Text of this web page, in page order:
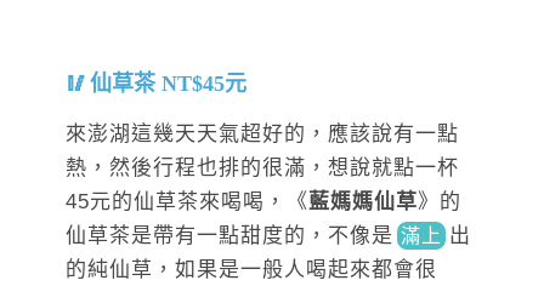
仙草茶 NT$45元
來澎湖這幾天天氣超好的，應該說有一點
熱，然後行程也排的很滿，想說就點一杯
45元的仙草茶來喝喝，《藍媽媽仙草》的
仙草茶是帶有一點甜度的，不像是 滿上 出
的純仙草，如果是一般人喝起來都會很